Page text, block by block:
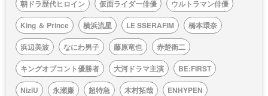
朝ドラ歴代ヒロイン 仮面ライダー俳優
ウルトラマン俳優
King ＆ Prince
横浜流星 LE SSERAFIM
橋本環奈
浜辺美波
なにわ男子 藤原竜也
赤楚衛二
キングオブコント優勝者
大河ドラマ主演
BE:FIRST
NiziU
永瀬廉 超特急 木村拓哉
ENHYPEN